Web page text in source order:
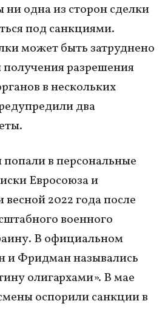
одна из сторон сделки
под санкциями.
может быть затруднено
разрешения
в нескольких
два
в персональные
Евросоюза и
2022 года после
военного
В официальном
и Фридман назывались
олигархами». В мае
оспорили санкции в